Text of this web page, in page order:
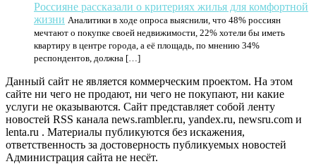
Россияне рассказали о критериях жилья для комфортной
жизни Аналитики в ходе опроса выяснили, что 48% россиян
мечтают о покупке своей недвижимости, 22% хотели бы иметь
квартиру в центре города, а её площадь, по мнению 34%
респондентов, должна […]
Данный сайт не является коммерческим проектом. На этом
сайте ни чего не продают, ни чего не покупают, ни какие
услуги не оказываются. Сайт представляет собой ленту
новостей RSS канала news.rambler.ru, yandex.ru, newsru.com и
lenta.ru . Материалы публикуются без искажения,
ответственность за достоверность публикуемых новостей
Администрация сайта не несёт.